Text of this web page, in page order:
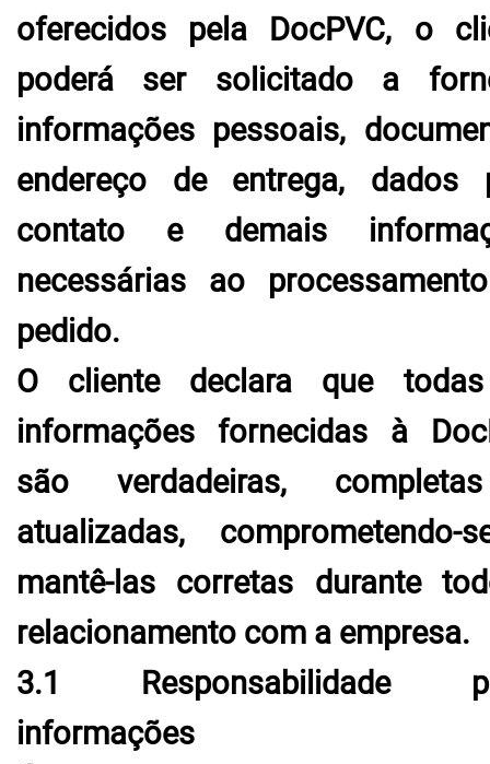
oferecidos pela DocPVC, o
poderá ser solicitado a
informações pessoais,
endereço de entrega, dados
contato e demais
necessárias ao
pedido.
O cliente declara que
informações fornecidas à
são verdadeiras,
atualizadas, comprometendo-
mantê-las corretas durante
relacionamento com a empresa.
3.1 Responsabilidade
informações